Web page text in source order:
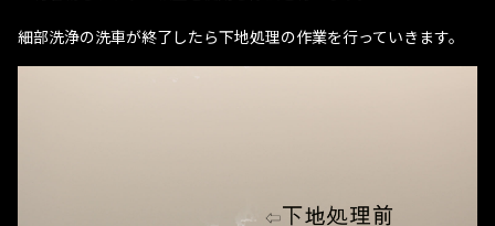
細部洗浄の洗車が終了したら下地処理の作業を行っていきます。